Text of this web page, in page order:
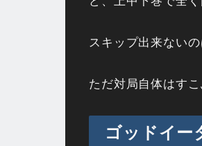
スキップ出来ない
ただ対局自体はすこ
ゴッドイー